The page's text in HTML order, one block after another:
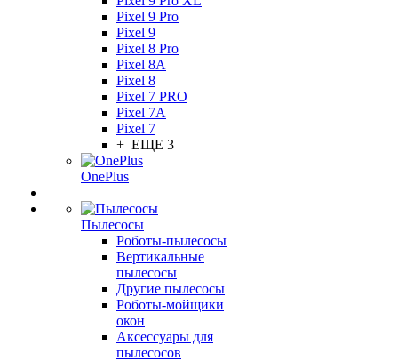
Pixel 9 Pro
Pixel 9
Pixel 8 Pro
Pixel 8A
Pixel 8
Pixel 7 PRO
Pixel 7A
Pixel 7
+ ЕЩЕ 3
OnePlus
Пылесосы
Роботы-пылесосы
Вертикальные
пылесосы
Другие пылесосы
Роботы-мойщики
окон
Аксессуары для
пылесосов